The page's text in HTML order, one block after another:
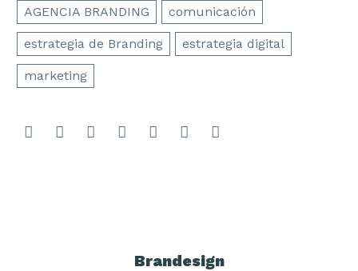
AGENCIA BRANDING comunicación
estrategia de Branding estrategia digital
marketing
Brandesign